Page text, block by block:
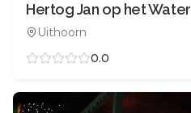
Hertog Jan op het Water
Uithoorn
0.0